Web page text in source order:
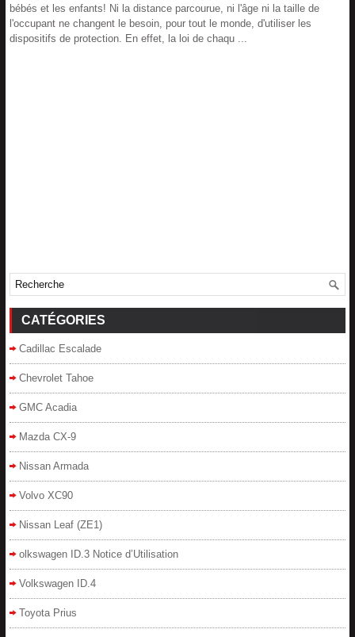
bébés et les enfants! Ni la distance parcourue, ni l'âge ni la taille de
l'occupant ne changent le besoin, pour tout le monde, d'utiliser les
dispositifs de protection. En effet, la loi de chaqu ...
CATÉGORIES
Cadillac Escalade
Chevrolet Tahoe
GMC Acadia
Mazda CX-9
Nissan Armada
Volvo XC90
Nissan Leaf (ZE1)
olkswagen ID.3 Notice d’Utilisation
Volkswagen ID.4
Toyota Prius